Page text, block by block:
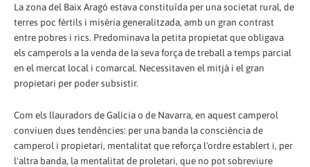
La zona del Baix Aragó estava constituïda per una societat rural, de
terres poc fèrtils i misèria generalitzada, amb un gran contrast
entre pobres i rics. Predominava la petita propietat que obligava
els camperols a la venda de la seva força de treball a temps parcial
en el mercat local i comarcal. Necessitaven el mitjà i el gran
propietari per poder subsistir.
Com els llauradors de Galícia o de Navarra, en aquest camperol
conviuen dues tendències: per una banda la consciència de
camperol i propietari, mentalitat que reforça l'ordre establert i, per
l'altra banda, la mentalitat de proletari, que no pot sobreviure